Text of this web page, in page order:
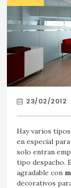
23/02/2012
Hay varios
en especial
solo entran
tipo despacho.
agradable con
decorativos